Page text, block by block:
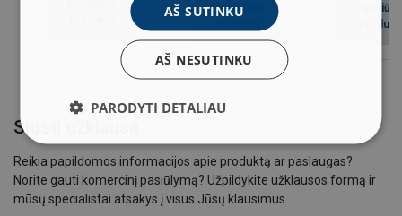
Peržiūrėti
Siųsti užklausą
Reikia papildomos informacijos apie produktą ar paslaugas?
Norite gauti komercinį pasiūlymą? Užpildykite užklausos formą ir
mūsų specialistai atsakys į visus Jūsų klausimus.
AŠ SUTINKU
AŠ NESUTINKU
PARODYTI DETALIAU